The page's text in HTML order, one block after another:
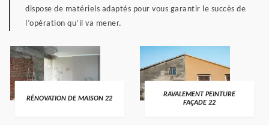
dispose de matériels adaptés pour vous garantir le succès de
l’opération qu’il va mener.
RÉNOVATION DE MAISON 22
RAVALEMENT PEINTURE
FAÇADE 22